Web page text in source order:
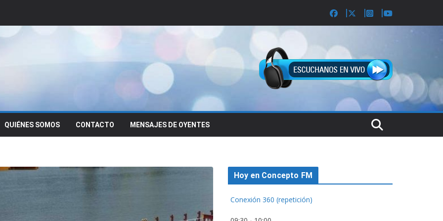
QUIÉNES SOMOS CONTACTO MENSAJES DE OYENTES
Hoy en Concepto FM
Conexión 360 (repetición)